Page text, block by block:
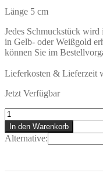
Länge 5 cm
Jedes Schmuckstück
in Gelb- oder Weißgold
können Sie im
Lieferkosten & Lieferzeit
Jetzt Verfügbar
DONUOSA
Ohrstecker
Menge
In den Warenkorb
Alternative: